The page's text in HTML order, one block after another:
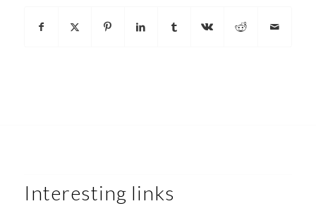
Interesting links